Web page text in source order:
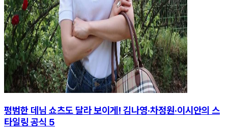
평범한 데님 쇼츠도 달라 보이게! 김나영·차정원·이시안의 스
타일링 공식 5